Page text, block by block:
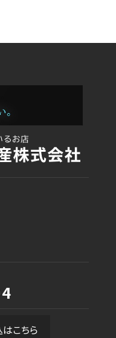
こちら